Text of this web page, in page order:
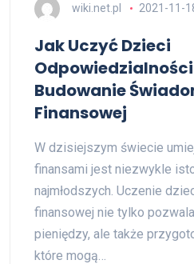
wiki.net.pl 2021-11-
Jak Uczyć Dzieci
Budowanie
Finansowej
W dzisiejszym świecie
finansami jest niezwykle
najmłodszych. Uczenie
finansowej nie tylko
pieniędzy, ale także
które mogą…